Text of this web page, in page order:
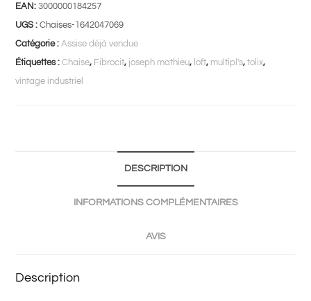
EAN:3000000184257
UGS :Chaises-1642047069
Catégorie :Assise déjà vendue
Étiquettes :Chaise, Fibrocit, joseph mathieu, loft, multipl's,tolix,
vintage industriel
DESCRIPTION
INFORMATIONS COMPLÉMENTAIRES
AVIS
Description